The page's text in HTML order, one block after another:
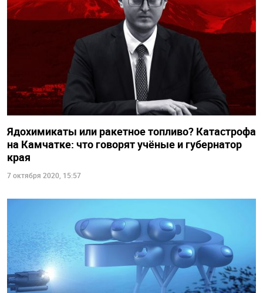
Ядохимикаты или ракетное топливо? Катастрофа
на Камчатке: что говорят учёные и губернатор
края
7 октября 2020, 15:57